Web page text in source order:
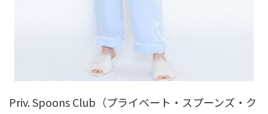
Priv. Spoons Club（プライベート・スプーンズ・ク